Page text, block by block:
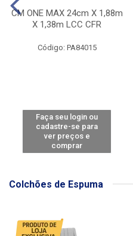
CM ONE MAX 24cm X 1,88m
X 1,38m LCC CFR
Código: PA84015
Faça seu login ou
cadastre-se para
ver preços e
comprar
Colchões de Espuma